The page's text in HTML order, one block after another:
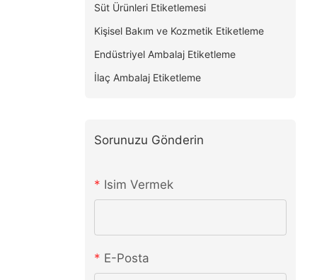
Süt Ürünleri Etiketlemesi
Kişisel Bakım ve Kozmetik Etiketleme
Endüstriyel Ambalaj Etiketleme
İlaç Ambalaj Etiketleme
Sorunuzu Gönderin
Isim Vermek
E-Posta